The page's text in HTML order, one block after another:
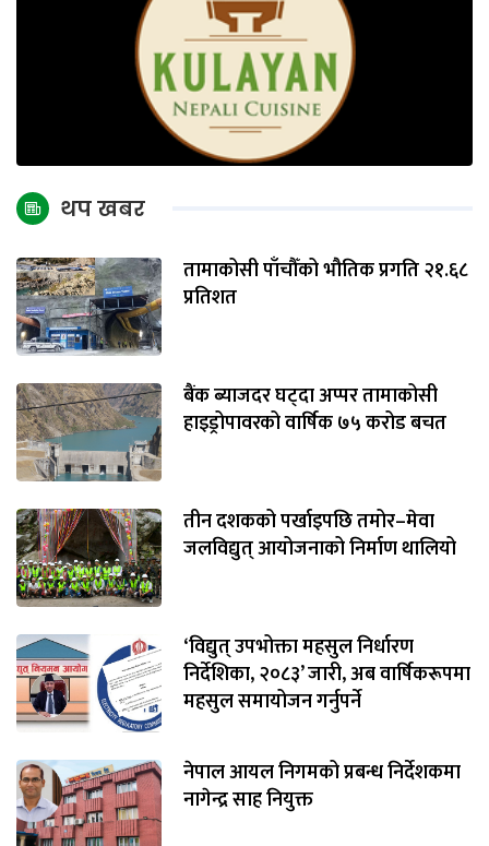
थप खबर
तामाकोसी पाँचौँको भौतिक प्रगति २१.६८
प्रतिशत
बैंक ब्याजदर घट्दा अप्पर तामाकोसी
हाइड्रोपावरको वार्षिक ७५ करोड बचत
तीन दशकको पर्खाइपछि तमोर–मेवा
जलविद्युत् आयोजनाको निर्माण थालियो
‘विद्युत् उपभोक्ता महसुल निर्धारण
निर्देशिका, २०८३’ जारी, अब वार्षिकरूपमा
महसुल समायोजन गर्नुपर्ने
नेपाल आयल निगमको प्रबन्ध निर्देशकमा
नागेन्द्र साह नियुक्त